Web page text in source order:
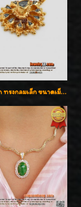
จี้เพชรซีก ทรงกลมเล็ก ขนาดเม็ดกระดุม สวยๆ